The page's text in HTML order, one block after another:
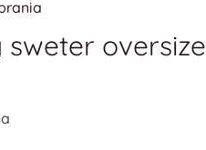
sweter oversize